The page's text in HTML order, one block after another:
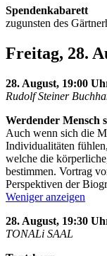
Spendenkabarett
zugunsten des
Freitag, 28.
28. August, 19:00
Rudolf Steiner
Werdender Mensch
Auch wenn sich die
Individualitäten
welche die
bestimmen. Vortrag
Perspektiven der
Weniger anzeigen
28. August, 19:30
TONALi SAAL